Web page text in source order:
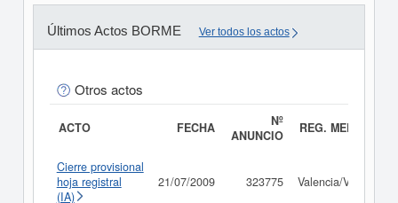
Últimos Actos BORME Ver todos los actos
Otros actos
ACTO FECHA
Nº
ANUNCIO
REG. MERC.
Cierre provisional
hoja registral
(IA)
21/07/2009 323775 Valencia/València